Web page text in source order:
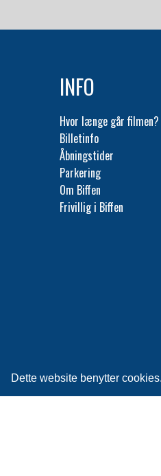
Dette website benytter cookies.
INFO
Hvor længe går filmen?
Billetinfo
Åbningstider
Parkering
Om Biffen
Frivillig i Biffen